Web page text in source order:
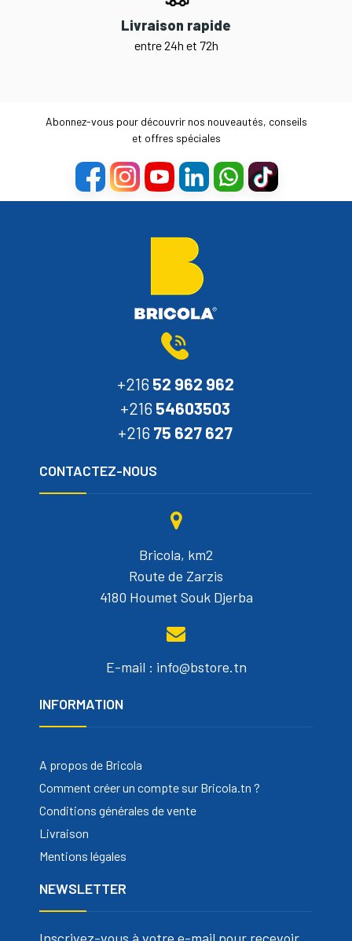
Livraison rapide
entre 24h et 72h
Abonnez-vous pour découvrir nos nouveautés, conseils
et offres spéciales
+216 52 962 962
+216 54603503
+216 75 627 627
CONTACTEZ-NOUS
Bricola, km2
Route de Zarzis
4180 Houmet Souk Djerba
E-mail : info@bstore.tn
INFORMATION
A propos de Bricola
Comment créer un compte sur Bricola.tn ?
Conditions générales de vente
Livraison
Mentions légales
NEWSLETTER